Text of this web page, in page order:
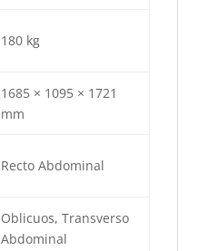
180 kg
1685 × 1095 × 1721
mm
Recto Abdominal
Oblicuos, Transverso
Abdominal